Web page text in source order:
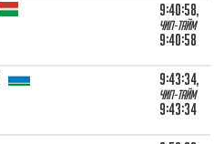
9:40:58,
Чип-тайм
9:40:58
9:43:34,
Чип-тайм
9:43:34